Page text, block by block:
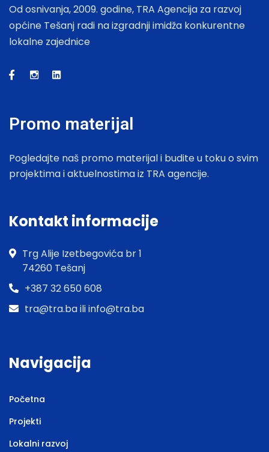
Od osnivanja, 2009. godine, TRA Agencija za razvoj
općine Tešanj radi na izgradnji imidža konkurentne
lokalne zajednice
Promo materijal
Pogledajte naš promo materijal i budite u toku o svim
projektima i aktuelnostima iz TRA agencije.
Kontakt informacije
Trg Alije Izetbegovića br 1
74260 Tešanj
+387 32 650 608
tra@tra.ba ili info@tra.ba
Navigacija
Početna
Projekti
Lokalni razvoj